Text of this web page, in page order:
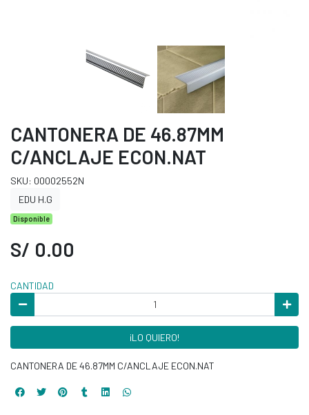
CANTONERA DE 46.87MM
C/ANCLAJE ECON.NAT
SKU: 00002552N
EDU H.G
Disponible
S/ 0.00
CANTIDAD
¡LO QUIERO!
CANTONERA DE 46.87MM C/ANCLAJE ECON.NAT